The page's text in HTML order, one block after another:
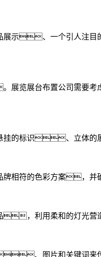
示、一个引人注
展览展台布置公司需
的标识、立体的
相符的色彩方案，并
，利用柔和的灯光
、图片和关键词来